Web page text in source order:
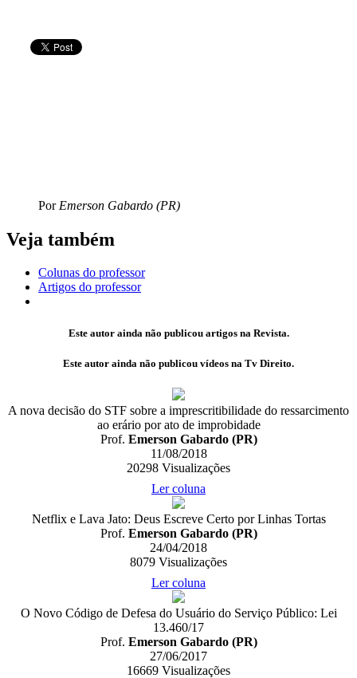
Por Emerson Gabardo (PR)
Veja também
Colunas do professor
Artigos do professor
Este autor ainda não publicou artigos na Revista.
Este autor ainda não publicou vídeos na Tv Direito.
A nova decisão do STF sobre a imprescritibilidade do ressarcimento
ao erário por ato de improbidade
Prof. Emerson Gabardo (PR)
11/08/2018
20298 Visualizações
Ler coluna
Netflix e Lava Jato: Deus Escreve Certo por Linhas Tortas
Prof. Emerson Gabardo (PR)
24/04/2018
8079 Visualizações
Ler coluna
O Novo Código de Defesa do Usuário do Serviço Público: Lei
13.460/17
Prof. Emerson Gabardo (PR)
27/06/2017
16669 Visualizações